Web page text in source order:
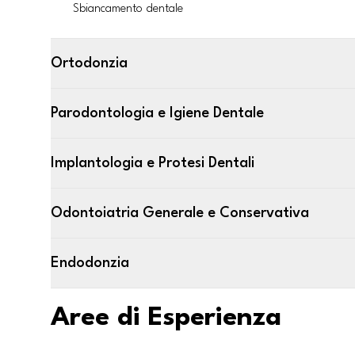
Sbiancamento dentale
Ortodonzia
Parodontologia e Igiene Dentale
Implantologia e Protesi Dentali
Odontoiatria Generale e Conservativa
Endodonzia
Aree di Esperienza